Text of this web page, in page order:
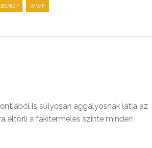
, WWF
is súlyosan aggályosnak látja az
eltörli a fakitermelés szinte minden